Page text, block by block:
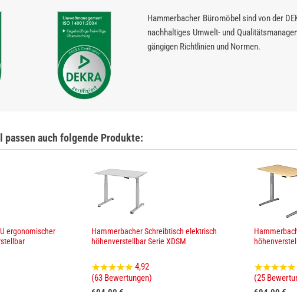
Hammerbacher Büromöbel sind von der
nachhaltiges Umwelt- und
gängigen Richtlinien und Normen.
auch folgende Produkte:
ergonomischer
Hammerbacher Schreibtisch elektrisch
höhenverstellbar Serie XDSM
4,92
(63 Bewertungen)
(25